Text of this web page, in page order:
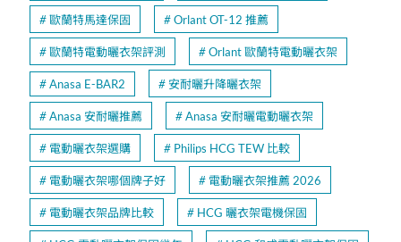
歐蘭特馬達保固 Orlant OT-12 推薦
歐蘭特電動曬衣架評測 Orlant 歐蘭特電動曬衣架
Anasa E-BAR2 安耐曬升降曬衣架
Anasa 安耐曬推薦 Anasa 安耐曬電動曬衣架
電動曬衣架選購 Philips HCG TEW 比較
電動曬衣架哪個牌子好 電動曬衣架推薦 2026
電動曬衣架品牌比較 HCG 曬衣架電機保固